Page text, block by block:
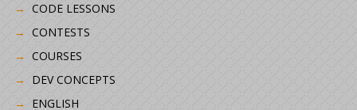
CODE LESSONS
CONTESTS
COURSES
DEV CONCEPTS
ENGLISH